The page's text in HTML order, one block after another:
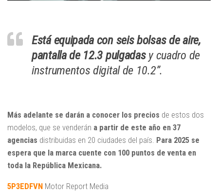
Está equipada con seis bolsas de aire,
pantalla de 12.3 pulgadasy cuadro de
instrumentos digital de 10.2”.
Más adelante se darán a conocer los precios de estos dos
modelos, que se venderán a partir de este año en 37
agencias distribuidas en 20 ciudades del país. Para 2025 se
espera que la marca cuente con 100 puntos de venta en
toda la República Mexicana.
5P3EDFVN Motor Report Media